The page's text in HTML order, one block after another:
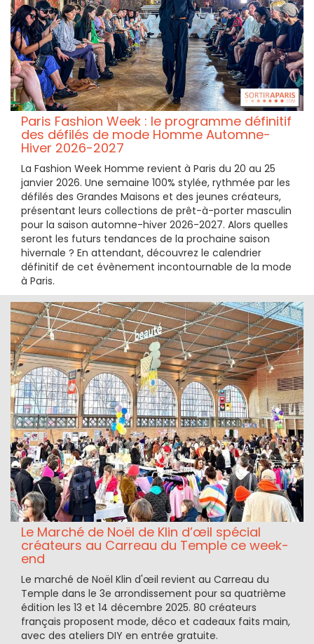
Paris Fashion Week : le programme définitif
des défilés de mode Homme Automne-
Hiver 2026-2027
La Fashion Week Homme revient à Paris du 20 au 25
janvier 2026. Une semaine 100% stylée, rythmée par les
défilés des Grandes Maisons et des jeunes créateurs,
présentant leurs collections de prêt-à-porter masculin
pour la saison automne-hiver 2026-2027. Alors quelles
seront les futurs tendances de la prochaine saison
hivernale ? En attendant, découvrez le calendrier
définitif de cet évènement incontournable de la mode
à Paris.
Le Marché de Noël de Klin d’œil spécial
créateurs au Carreau du Temple ce week-
end
Le marché de Noël Klin d'œil revient au Carreau du
Temple dans le 3e arrondissement pour sa quatrième
édition les 13 et 14 décembre 2025. 80 créateurs
français proposent mode, déco et cadeaux faits main,
avec des ateliers DIY en entrée gratuite.